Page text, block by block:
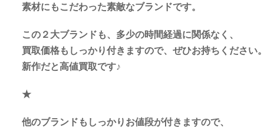
素材にもこだわった素敵なブランドです。
この２大ブランドも、多少の時間経過に関係なく、
買取価格もしっかり付きますので、ぜひお持ちください。
新作だと高値買取です♪
★
他のブランドもしっかりお値段が付きますので、